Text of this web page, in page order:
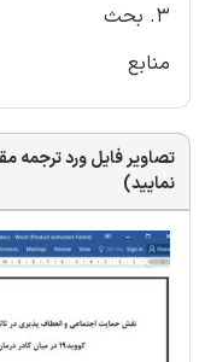
3. بحث
منابع
تصاویر فایل ورد ترجمه
نمایید)